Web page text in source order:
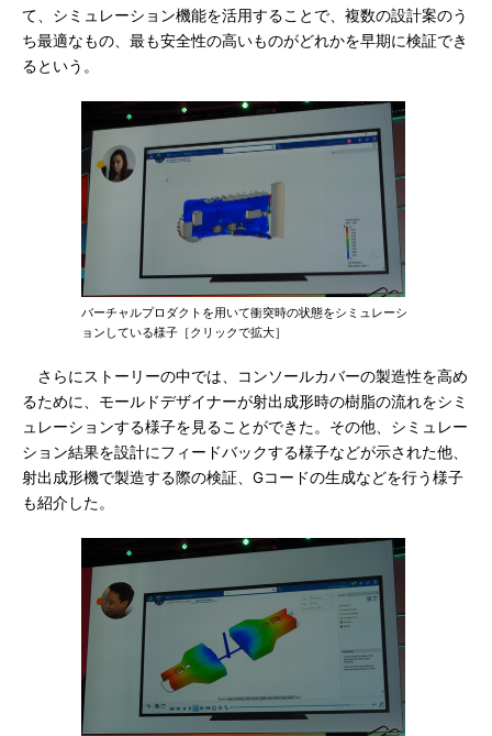
て、シミュレーション機能を活用することで、複数の設計案のう
ち最適なもの、最も安全性の高いものがどれかを早期に検証でき
るという。
バーチャルプロダクトを用いて衝突時の状態をシミュレーシ
ョンしている様子［クリックで拡大］
さらにストーリーの中では、コンソールカバーの製造性を高め
るために、モールドデザイナーが射出成形時の樹脂の流れをシミ
ュレーションする様子を見ることができた。その他、シミュレー
ション結果を設計にフィードバックする様子などが示された他、
射出成形機で製造する際の検証、Gコードの生成などを行う様子
も紹介した。